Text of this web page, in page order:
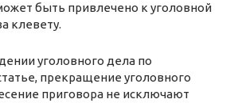
быть привлечено к уголовной
клевету.
уголовного дела по
прекращение уголовного
приговора не исключают